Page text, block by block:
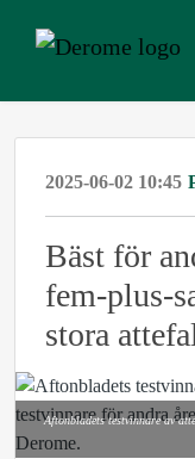
2025-06-02 10:45
Bäst för
fem-plus-
stora
Aftonbladets testvinnare av